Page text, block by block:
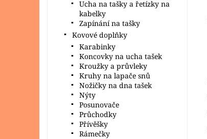
Ucha na tašky a řetízky na
kabelky
Zapínání na tašky
Kovové doplňky
Karabinky
Koncovky na ucha tašek
Kroužky a průvleky
Kruhy na lapače snů
Nožičky na dna tašek
Nýty
Posunovače
Průchodky
Přívěšky
Rámečky